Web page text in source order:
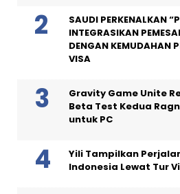
SAUDI PERKENALKAN
INTEGRASIKAN
DENGAN KEMUDAHAN
VISA
Gravity Game Unite
Beta Test Kedua
untuk PC
Yili Tampilkan
Indonesia Lewat Tur